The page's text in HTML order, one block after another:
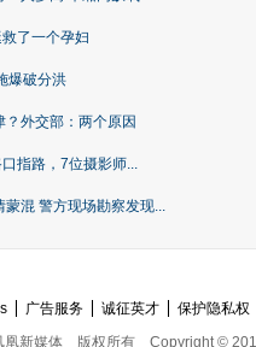
了一个孕妇
爆破分洪
外交部：两个原因
指路，7位摄影师...
混 警方现场勘察发现...
广告服务 诚征英才 保护隐私权
凰新媒体
版权所有 Copyright ©